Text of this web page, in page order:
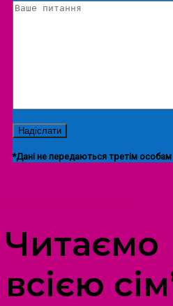
*Дані не передаються третім особам
Читаємо
всією